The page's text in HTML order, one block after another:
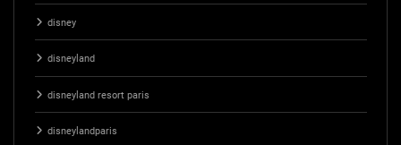
disney
disneyland
disneyland resort paris
disneylandparis